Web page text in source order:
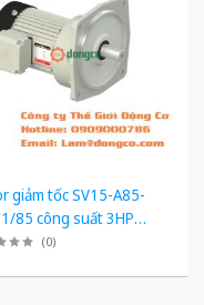
giảm tốc SV15-A85-
85 công suất 3HP
2,2kW 1/85 kiểu lắp
(0)